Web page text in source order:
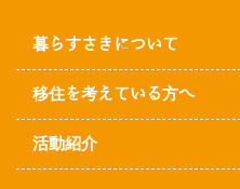
暮らすさきについて
移住を考えている方へ
活動紹介